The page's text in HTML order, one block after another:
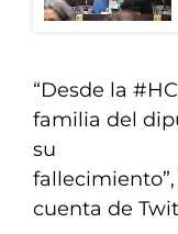
“Desde la
familia del
su
cuenta de